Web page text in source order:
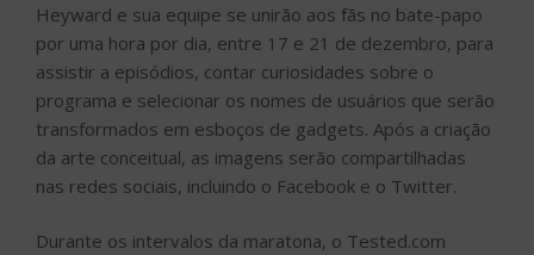
Heyward e sua equipe se unirão aos fãs no bate-papo
por uma hora por dia, entre 17 e 21 de dezembro, para
assistir a episódios, contar curiosidades sobre o
programa e selecionar os nomes de usuários que serão
transformados em esboços de gadgets. Após a criação
da arte conceitual, as imagens serão compartilhadas
nas redes sociais, incluindo o Facebook e o Twitter.
Durante os intervalos da maratona, o Tested.com